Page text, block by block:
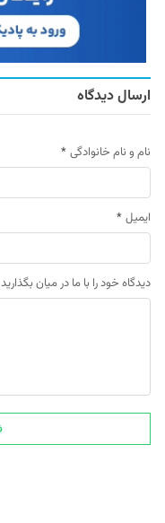
ارسال دیدگاه
نام و نام خانوادگی *
ایمیل *
دیدگاه خود را با ما در میان بگذارید